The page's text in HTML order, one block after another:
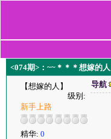
<074期>：~~＊＊＊想嫁的
【想嫁的人】
级别:
新手上路
精华: 0
导航